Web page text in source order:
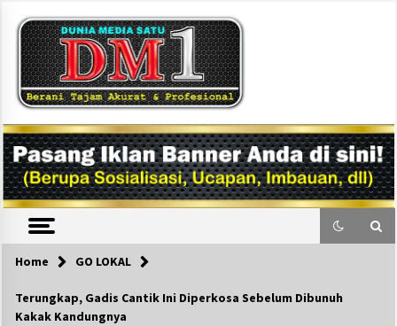
content
DM1
Home GO LOKAL
Terungkap, Gadis Cantik Ini Diperkosa Sebelum Dibunuh
Kakak Kandungnya